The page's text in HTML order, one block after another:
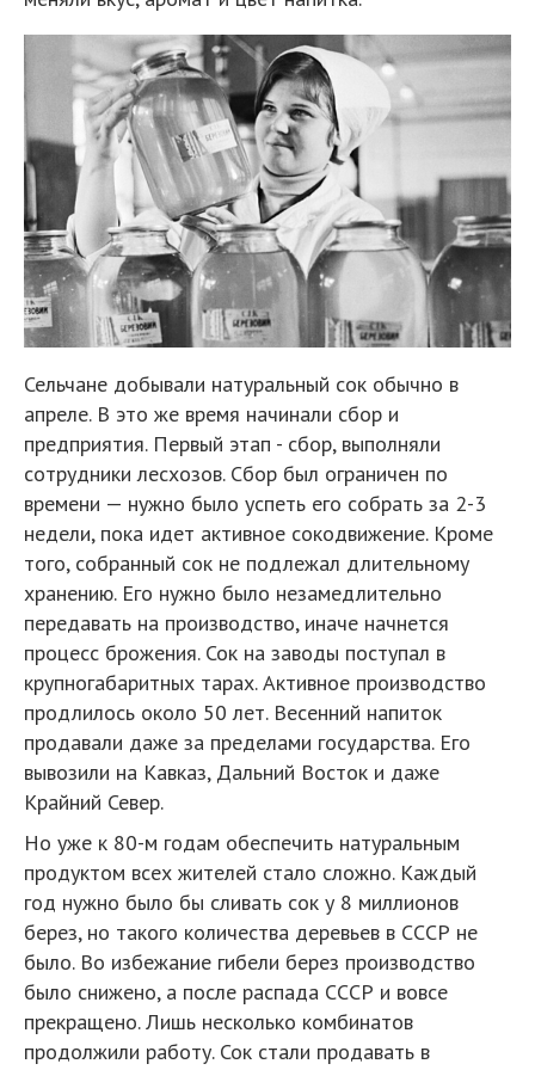
Сельчане добывали натуральный сок обычно в
апреле. В это же время начинали сбор и
предприятия. Первый этап - сбор, выполняли
сотрудники лесхозов. Сбор был ограничен по
времени — нужно было успеть его собрать за 2-3
недели, пока идет активное сокодвижение. Кроме
того, собранный сок не подлежал длительному
хранению. Его нужно было незамедлительно
передавать на производство, иначе начнется
процесс брожения. Сок на заводы поступал в
крупногабаритных тарах. Активное производство
продлилось около 50 лет. Весенний напиток
продавали даже за пределами государства. Его
вывозили на Кавказ, Дальний Восток и даже
Крайний Север.
Но уже к 80-м годам обеспечить натуральным
продуктом всех жителей стало сложно. Каждый
год нужно было бы сливать сок у 8 миллионов
берез, но такого количества деревьев в СССР не
было. Во избежание гибели берез производство
было снижено, а после распада СССР и вовсе
прекращено. Лишь несколько комбинатов
продолжили работу. Сок стали продавать в